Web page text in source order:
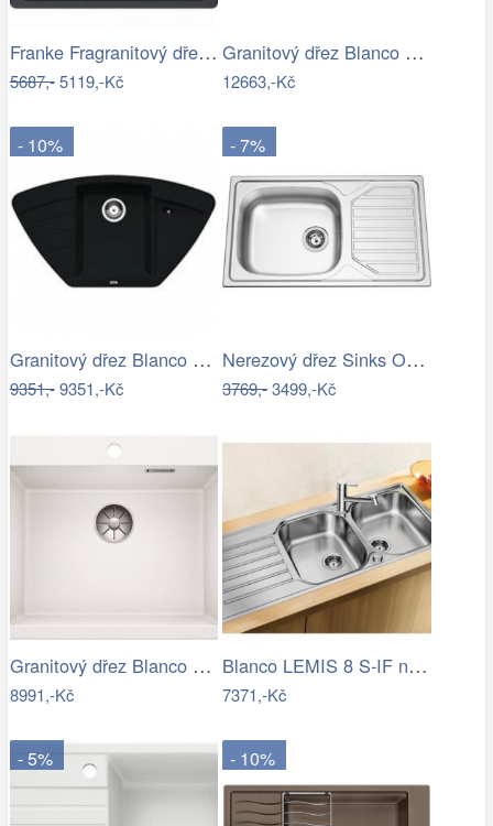
Franke Fragranitový dřez BFG 611-62,…
5687,-5119,-Kč
Granitový dřez Blanco CLASSIC Neo 5 S…
12663,-Kč
- 10%
Granitový dřez Blanco ZIA 9 E antracit…
9351,-9351,-Kč
- 7%
Nerezový dřez Sinks OKIO 860 XXL V 0…
3769,-3499,-Kč
Granitový dřez Blanco PLEON 6 InFino…
8991,-Kč
Blanco LEMIS 8 S-IF nerez kartáčovaný
7371,-Kč
- 5% - 10%